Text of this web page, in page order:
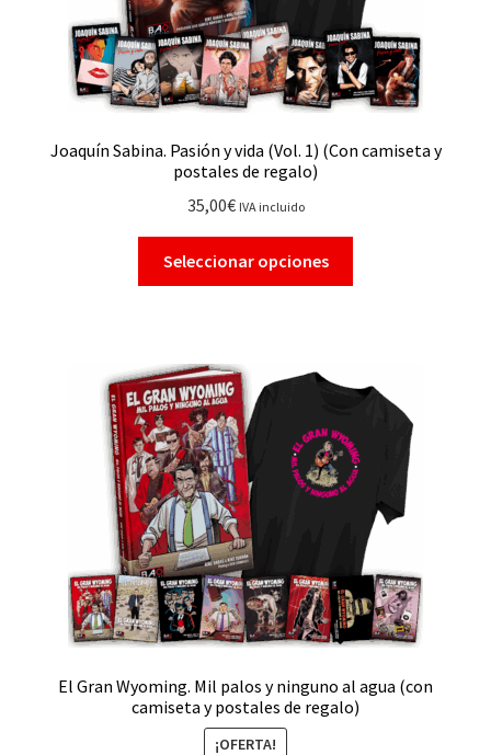
Joaquín Sabina. Pasión y vida (Vol. 1) (Con camiseta y
postales de regalo)
35,00€ IVA incluido
Seleccionar opciones
El Gran Wyoming. Mil palos y ninguno al agua (con
camiseta y postales de regalo)
¡OFERTA!